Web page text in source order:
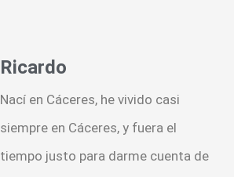
Ricardo
Nací en Cáceres, he vivido casi
siempre en Cáceres, y fuera el
tiempo justo para darme cuenta de